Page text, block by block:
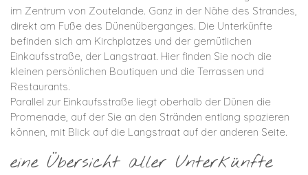
im Zentrum von Zoutelande. Ganz in der Nähe des Strandes,
direkt am Fuße des Dünenüberganges. Die Unterkünfte
befinden sich am Kirchplatzes und der gemütlichen
Einkaufsstraße, der Langstraat. Hier finden Sie noch die
kleinen persönlichen Boutiquen und die Terrassen und
Restaurants.
Parallel zur Einkaufsstraße liegt oberhalb der Dünen die
Promenade, auf der Sie an den Stränden entlang spazieren
können, mit Blick auf die Langstraat auf der anderen Seite.
eine Übersicht aller Unterkünfte